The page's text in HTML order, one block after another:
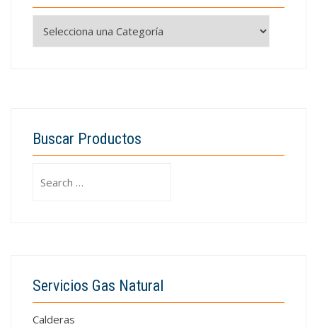
Buscar Productos
for:
Servicios Gas Natural
Calderas